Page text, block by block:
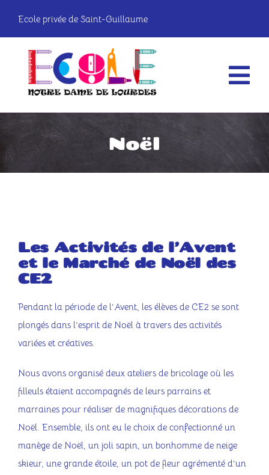
Ecole privée de Saint-Guillaume
OGEC
Contact
Noël
Les Activités de l’Avent
et le Marché de Noël des
CE2
Pendant la période de l’Avent, les élèves de CE2 se sont
plongés dans l’esprit de Noël à travers des activités
variées et créatives.
Nous avons organisé deux ateliers de bricolage où les
filleuls étaient accompagnés de leurs parrains et
marraines pour réaliser de magnifiques décorations de
Noël. Ensemble, ils ont eu le choix de confectionné un
manège de Noël, un joli sapin, un bonhomme de neige
skieur, une grande étoile, un pot de fleur agrémenté d’un